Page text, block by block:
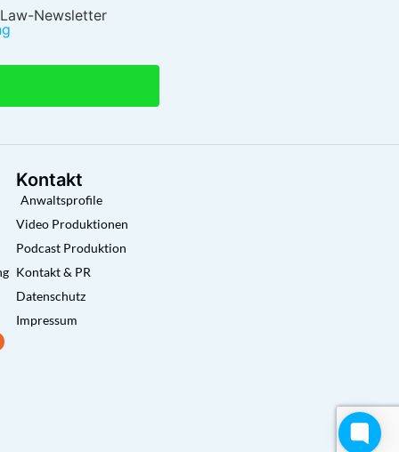
Newsletter
Kontakt
Anwaltsprofile
Video Produktionen
Podcast Produktion
Kontakt & PR
Datenschutz
Impressum